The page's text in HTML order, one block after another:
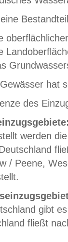
hat
des
werden
/ Peene,
gibt
fließt